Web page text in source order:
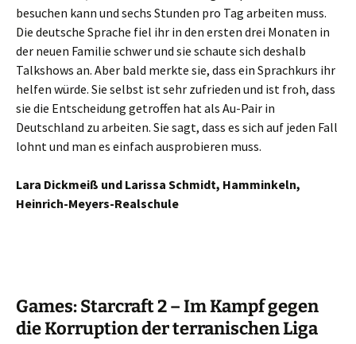
besuchen kann und sechs Stunden pro Tag arbeiten muss.
Die deutsche Sprache fiel ihr in den ersten drei Monaten in
der neuen Familie schwer und sie schaute sich deshalb
Talkshows an. Aber bald merkte sie, dass ein Sprachkurs ihr
helfen würde. Sie selbst ist sehr zufrieden und ist froh, dass
sie die Entscheidung getroffen hat als Au-Pair in
Deutschland zu arbeiten. Sie sagt, dass es sich auf jeden Fall
lohnt und man es einfach ausprobieren muss.
Lara Dickmeiß und Larissa Schmidt, Hamminkeln,
Heinrich-Meyers-Realschule
Games: Starcraft 2 – Im Kampf gegen
die Korruption der terranischen Liga